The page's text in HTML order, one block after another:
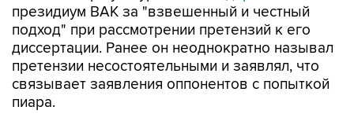
диссертации. Ранее он неоднократно называл
претензии несостоятельными и заявлял, что
связывает заявления оппонентов с попыткой
пиара.
Претензии к диссертации Мединского